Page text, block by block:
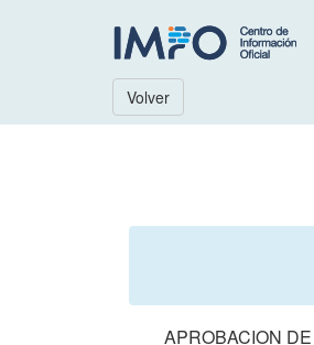
Volver
APROBACION